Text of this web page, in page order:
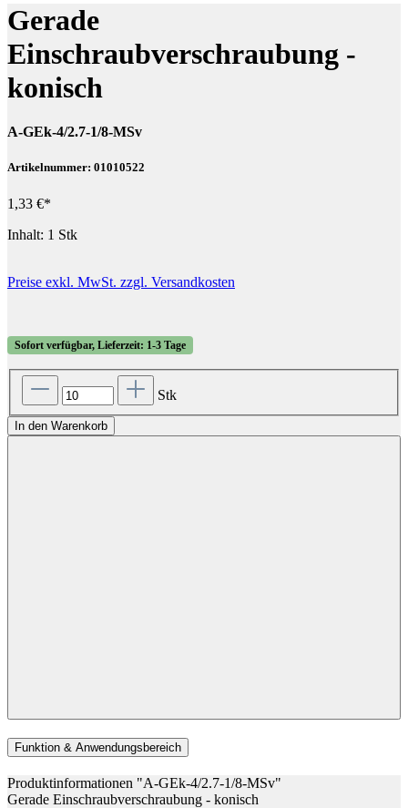
Gerade
Einschraubverschraubung -
konisch
A-GEk-4/2.7-1/8-MSv
Artikelnummer: 01010522
1,33 €*
Inhalt: 1 Stk
Preise exkl. MwSt. zzgl. Versandkosten
Sofort verfügbar, Lieferzeit: 1-3 Tage
Stk
In den Warenkorb
Funktion & Anwendungsbereich
Produktinformationen "A-GEk-4/2.7-1/8-MSv"
Gerade Einschraubverschraubung - konisch